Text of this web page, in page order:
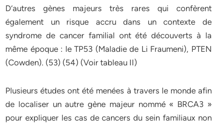
D’autres gènes majeurs très rares qui confèrent
également un risque accru dans un contexte de
syndrome de cancer familial ont été découverts à la
même époque : le TP53 (Maladie de Li Fraumeni), PTEN
(Cowden). (53) (54) (Voir tableau II)
Plusieurs études ont été menées à travers le monde afin
de localiser un autre gène majeur nommé « BRCA3 »
pour expliquer les cas de cancers du sein familiaux non